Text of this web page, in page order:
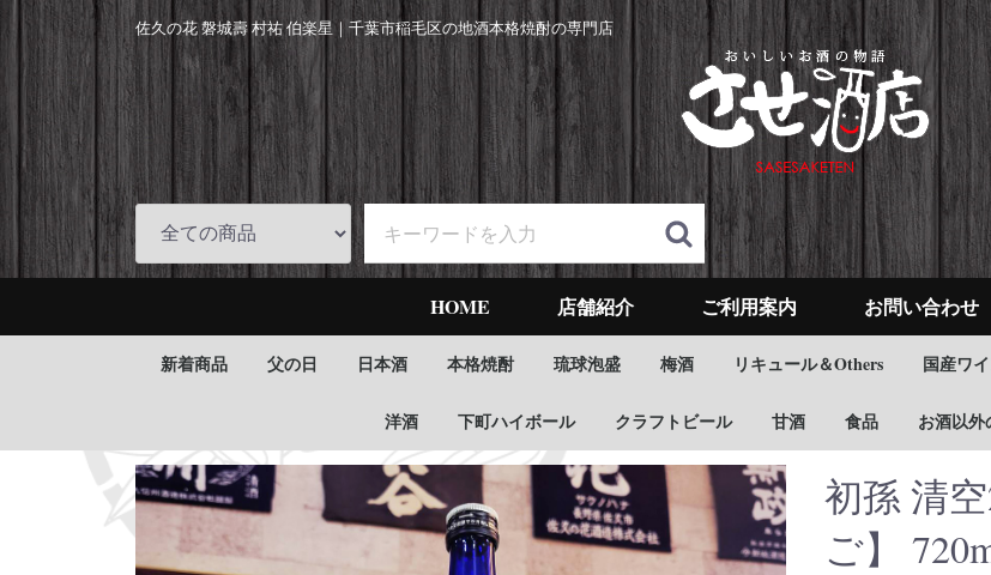
佐久の花 磐城壽 村祐 伯楽星｜ 千葉市稲毛区の地酒本格焼酎の専門店
HOME 店舗紹介 ご利用案内 お問い合わせ
新着商品 父の日 日本酒 本格焼酎 琉球泡盛 梅酒 リキュール＆Others 国産ワ
洋酒 下町ハイボール クラフトビール 甘酒 食品 お酒以
初孫 清
ご】